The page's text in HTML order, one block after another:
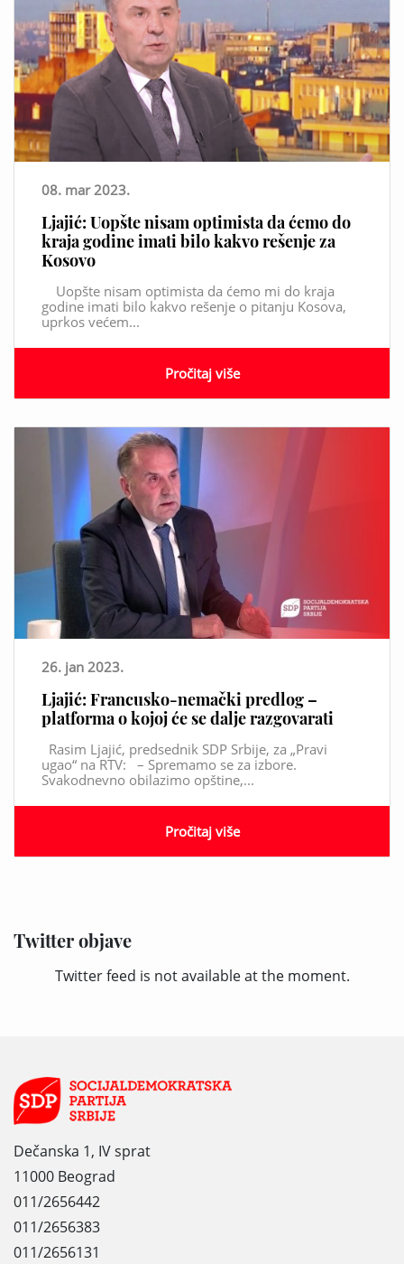
Twitter objave
Twitter feed is not available at the moment.
08. mar 2023.
Ljajić: Uopšte nisam optimista da ćemo do
kraja godine imati bilo kakvo rešenje za
Kosovo
Uopšte nisam optimista da ćemo mi do kraja
godine imati bilo kakvo rešenje o pitanju Kosova,
uprkos većem...
Pročitaj više
26. jan 2023.
Ljajić: Francusko-nemački predlog –
platforma o kojoj će se dalje razgovarati
Rasim Ljajić, predsednik SDP Srbije, za „Pravi
ugao“ na RTV: – Spremamo se za izbore.
Svakodnevno obilazimo opštine,...
Pročitaj više
Dečanska 1, IV sprat
11000 Beograd
011/2656442
011/2656383
011/2656131